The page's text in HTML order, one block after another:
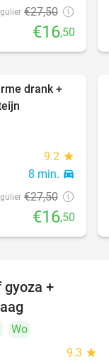
€27,50
€16,50
40%
drank +
9.2 star
8 min. directions_car
€27,50
€16,50
gyoza +
Wo
9.3 star